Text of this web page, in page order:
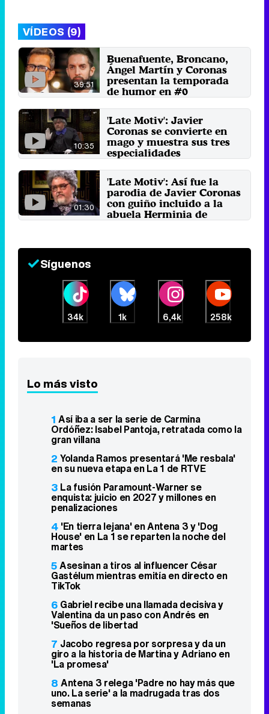
VÍDEOS (9)
39:51
Buenafuente, Broncano,
Ángel Martín y Coronas
presentan la temporada
de humor en #0
10:35
'Late Motiv': Javier
Coronas se convierte en
mago y muestra sus tres
especialidades
01:30
'Late Motiv': Así fue la
parodia de Javier Coronas
con guiño incluido a la
abuela Herminia de
Síguenos
34k 1k 6,4k 258k
Lo más visto
1 Así iba a ser la serie de Carmina
Ordóñez: Isabel Pantoja, retratada como la
gran villana
2 Yolanda Ramos presentará 'Me resbala'
en su nueva etapa en La 1 de RTVE
3 La fusión Paramount-Warner se
enquista: juicio en 2027 y millones en
penalizaciones
4 'En tierra lejana' en Antena 3 y 'Dog
House' en La 1 se reparten la noche del
martes
5Asesinan a tiros al influencer César
Gastélum mientras emitía en directo en
TikTok
6 Gabriel recibe una llamada decisiva y
Valentina da un paso con Andrés en
'Sueños de libertad
7 Jacobo regresa por sorpresa y da un
giro a la historia de Martina y Adriano en
'La promesa'
8 Antena 3 relega 'Padre no hay más que
uno. La serie' a la madrugada tras dos
semanas